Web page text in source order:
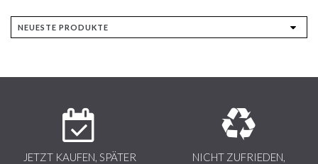
JETZT KAUFEN, SPÄTER
NICHT ZUFRIEDEN,